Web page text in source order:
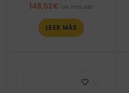
148,52€ Iva incluido
LEER MÁS